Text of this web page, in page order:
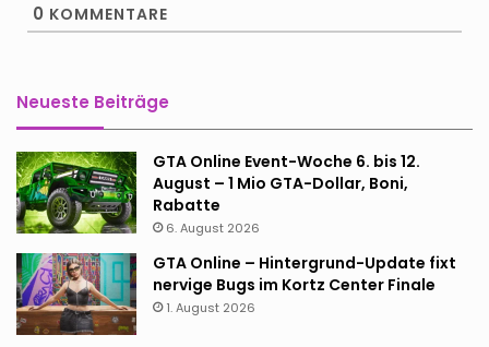
0 KOMMENTARE
Neueste Beiträge
GTA Online Event-Woche 6. bis 12.
August – 1 Mio GTA-Dollar, Boni,
Rabatte
6. August 2026
GTA Online – Hintergrund-Update fixt
nervige Bugs im Kortz Center Finale
1. August 2026